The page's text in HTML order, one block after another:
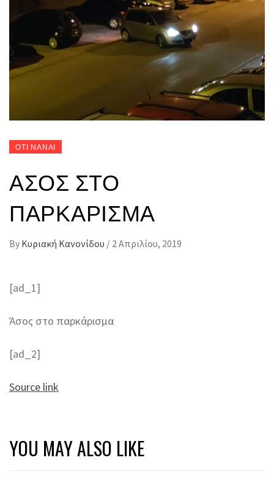
ΟΤΙ ΝΑΝΑΙ
ΆΣΟΣ ΣΤΟ
ΠΑΡΚΆΡΙΣΜΑ
By Κυριακή Κανονίδου / 2 Απριλίου, 2019
[ad_1]
Άσος στο παρκάρισμα
[ad_2]
Source link
YOU MAY ALSO LIKE